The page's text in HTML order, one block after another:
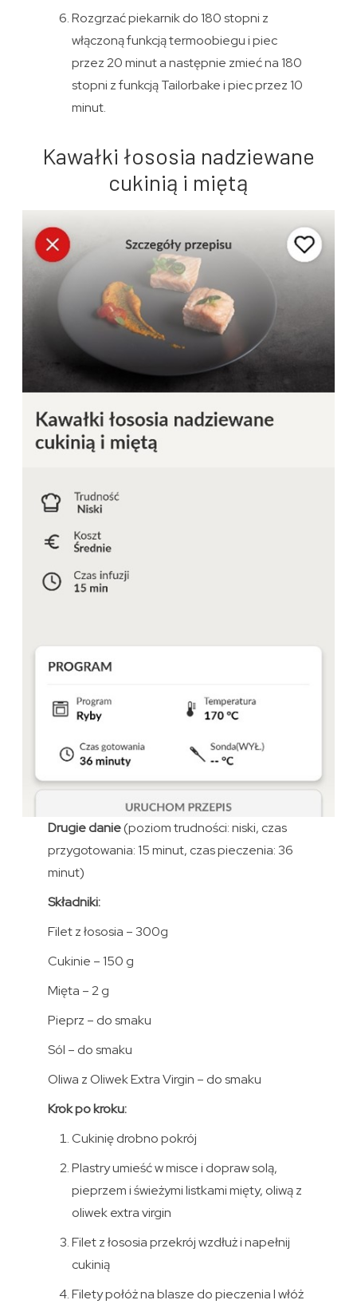
Rozgrzać piekarnik do 180 stopni z
włączoną funkcją termoobiegu i piec
przez 20 minut a następnie zmieć na 180
stopni z funkcją Tailorbake i piec przez 10
minut.
Kawałki łososia nadziewane
cukinią i miętą
Drugie danie(poziom trudności: niski, czas
przygotowania: 15 minut, czas pieczenia: 36
minut)
Składniki:
Filet z łososia – 300g
Cukinie – 150 g
Mięta – 2 g
Pieprz – do smaku
Sól – do smaku
Oliwa z Oliwek Extra Virgin – do smaku
Krok po kroku:
Cukinię drobno pokrój
Plastry umieść w misce i dopraw solą,
pieprzem i świeżymi listkami mięty, oliwą z
oliwek extra virgin
Filet z łososia przekrój wzdłuż i napełnij
cukinią
Filety połóż na blasze do pieczenia I włóż